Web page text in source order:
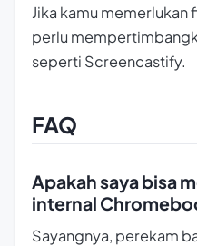
Jika kamu memerlukan
perlu
seperti Screencastify.
FAQ
Apakah saya bisa
internal
Sayangnya, perekam